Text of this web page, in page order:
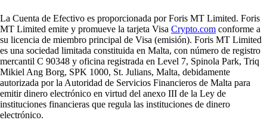
La Cuenta de Efectivo es proporcionada por Foris MT Limited. Foris
MT Limited emite y promueve la tarjeta Visa Crypto.com conforme a
su licencia de miembro principal de Visa (emisión). Foris MT Limited
es una sociedad limitada constituida en Malta, con número de registro
mercantil C 90348 y oficina registrada en Level 7, Spinola Park, Triq
Mikiel Ang Borg, SPK 1000, St. Julians, Malta, debidamente
autorizada por la Autoridad de Servicios Financieros de Malta para
emitir dinero electrónico en virtud del anexo III de la Ley de
instituciones financieras que regula las instituciones de dinero
electrónico.